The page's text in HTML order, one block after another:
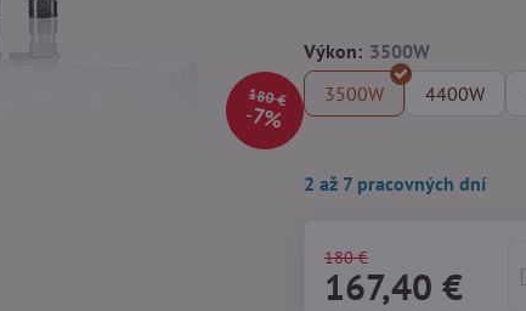
180 €
7%
Výkon:
3500W
4400W
2 až 7 pracovných dní
180 €
167,40 €